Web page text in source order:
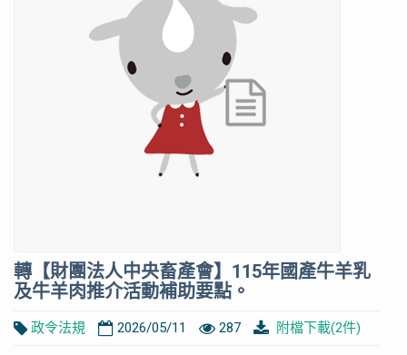
轉【財團法人中央畜產會】115年國產牛羊乳
及牛羊肉推介活動補助要點。
政令法規 2026/05/11 287 附檔下載(2件)